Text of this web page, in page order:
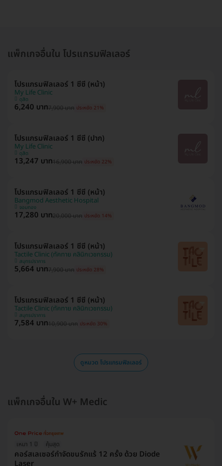
แพ็กเกจอื่นใน โปรแกรมฟิลเลอร์
โปรแกรมฟิลเลอร์ 1 ซีซี (หน้า)
My Life Clinic
ดุสิต
6,240 บาท7,900 บาท ประหยัด 21%
โปรแกรมฟิลเลอร์ 1 ซีซี (ปาก)
My Life Clinic
ดุสิต
13,247 บาท16,900 บาท ประหยัด 22%
โปรแกรมฟิลเลอร์ 1 ซีซี (หน้า)
Bangmod Aesthetic Hospital
จอมทอง
17,280 บาท20,000 บาท ประหยัด 14%
โปรแกรมฟิลเลอร์ 1 ซีซี (หน้า)
Tactile Clinic (ทัคทาย คลินิกเวชกรรม)
สมุทรปราการ
5,664 บาท7,900 บาท ประหยัด 28%
โปรแกรมฟิลเลอร์ 1 ซีซี (หน้า)
Tactile Clinic (ทัคทาย คลินิกเวชกรรม)
สมุทรปราการ
7,584 บาท10,900 บาท ประหยัด 30%
ดูหมวด โปรแกรมฟิลเลอร์
แพ็กเกจอื่นใน W+ Medic
เหมา 1 ปี คุ้มสุด
คอร์สเลเซอร์กำจัดขนรักแร้ 12 ครั้ง ด้วย Diode
Laser